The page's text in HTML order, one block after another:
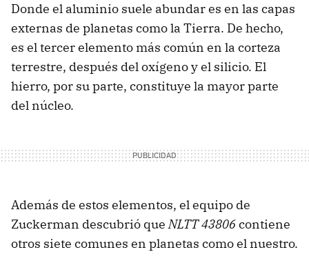
Donde el aluminio suele abundar es en las capas
externas de planetas como la Tierra. De hecho,
es el tercer elemento más común en la corteza
terrestre, después del oxígeno y el silicio. El
hierro, por su parte, constituye la mayor parte
del núcleo.
Además de estos elementos, el equipo de
Zuckerman descubrió queNLTT43806contiene
otros siete comunes en planetas como el nuestro.